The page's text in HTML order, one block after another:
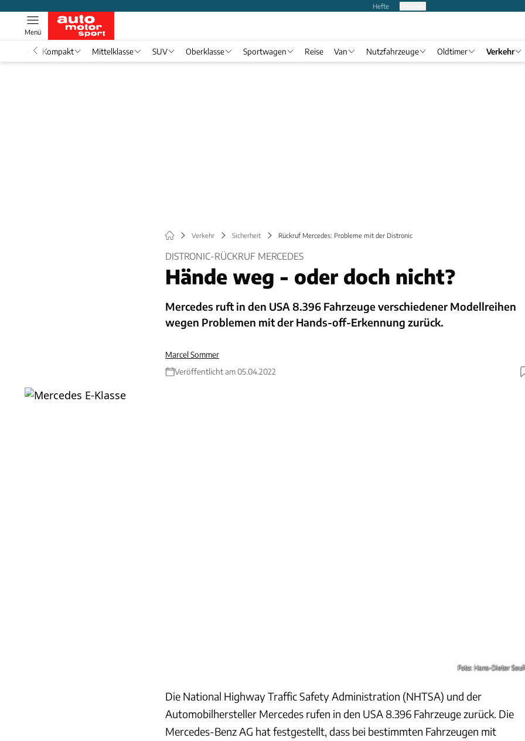
Hefte
Menü
Kompakt Mittelklasse SUV Oberklasse Sportwagen Reise Van Nutzfahrzeuge Oldtimer Verkehr
Verkehr Sicherheit Rückruf Mercedes: Probleme mit der Distronic
DISTRONIC-RÜCKRUF MERCEDES
Hände weg - oder doch nicht?
Mercedes ruft in den USA 8.396 Fahrzeuge verschiedener Modellreihen
wegen Problemen mit der Hands-off-Erkennung zurück.
Marcel Sommer
Veröffentlicht am 05.04.2022
Foto: Hans-Dieter
Die National Highway Traffic Safety Administration (NHTSA) und der
Automobilhersteller Mercedes rufen in den USA 8.396 Fahrzeuge zurück. Die
Mercedes-Benz AG hat festgestellt, dass bei bestimmten Fahrzeugen mit